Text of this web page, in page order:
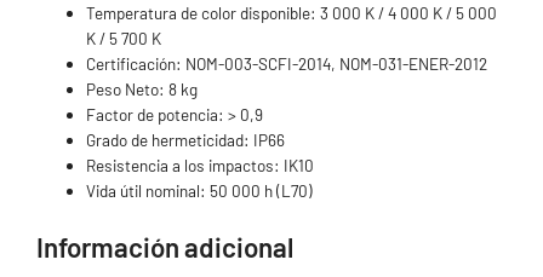
Temperatura de color disponible: 3 000 K / 4 000 K / 5 000
K / 5 700 K
Certificación: NOM-003-SCFI-2014, NOM-031-ENER-2012
Peso Neto: 8 kg
Factor de potencia: > 0,9
Grado de hermeticidad: IP66
Resistencia a los impactos: IK10
Vida útil nominal: 50 000 h (L70)
Información adicional